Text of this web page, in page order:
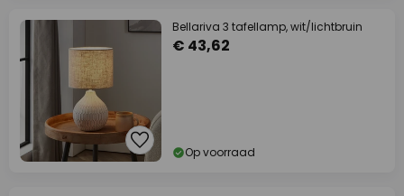
Bellariva 3 tafellamp, wit/lichtbruin
€ 43,62
Op voorraad